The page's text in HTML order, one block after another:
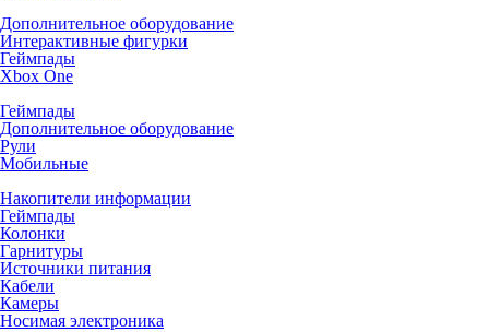
Дополнительное оборудование
Интерактивные фигурки
Геймпады
Xbox One
Геймпады
Дополнительное оборудование
Рули
Мобильные
Накопители информации
Геймпады
Колонки
Гарнитуры
Источники питания
Кабели
Камеры
Носимая электроника